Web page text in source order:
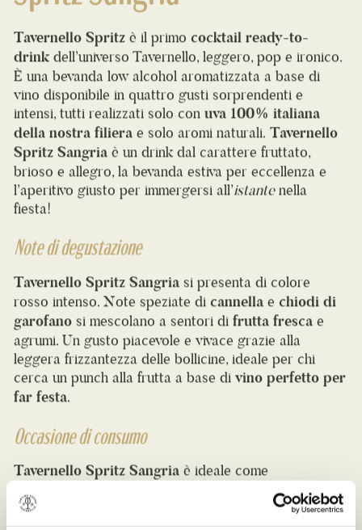
Tavernello Spritzè il primo
drink dell’universo Tavernello, leggero, pop e ironico.
È una bevanda low alcohol aromatizzata a base di
vino disponibile in quattro gusti sorprendenti e
intensi, tutti realizzati solo conuva 100% italiana
della nostra filierae solo aromi naturali.Tavernello
Spritz Sangriaè un drink dal carattere fruttato,
brioso e allegro, la bevanda estiva per eccellenza e
l’aperitivo giusto per immergersi all’istantenella
fiesta!
Tavernello Spritz Sangria
rosso intenso. Note speziate di
cannellae
chiodi di
garofanosi mescolano a sentori difrutta frescae
agrumi. Un gusto piacevole e vivace grazie alla
leggera frizzantezza delle bollicine, ideale per chi
cerca un punch alla frutta a base divino perfetto per
far festa.
Tavernello Spritz Sangria
fresco
aperitivo. Un drink fruttato e leggero, perfetto
da gustare in compagnia a casa o in un momento di
festa. Si consiglia di servirlo freddo con ghiaccio,
aggiungendo frutta fresca a piacere, come mele o